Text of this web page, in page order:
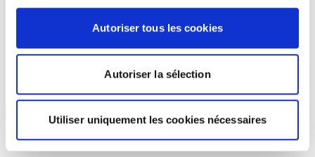
Autoriser tous les cookies
Autoriser la sélection
Utiliser uniquement les cookies nécessaires